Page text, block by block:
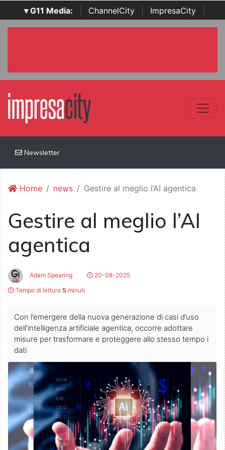
▾ G11 Media: ChannelCity ImpresaCity
SecurityOpenLab | Italian Channel Awards | Italian
Newsletter
Home news Gestire al meglio l’AI agentica
Gestire al meglio l’AI
agentica
Adam Spearing
20-08-2025
Tempo di lettura 5 minuti
Con l’emergere della nuova generazione di casi d’uso
dell’intelligenza artificiale agentica, occorre adottare
misure per trasformare e proteggere allo stesso tempo i
dati